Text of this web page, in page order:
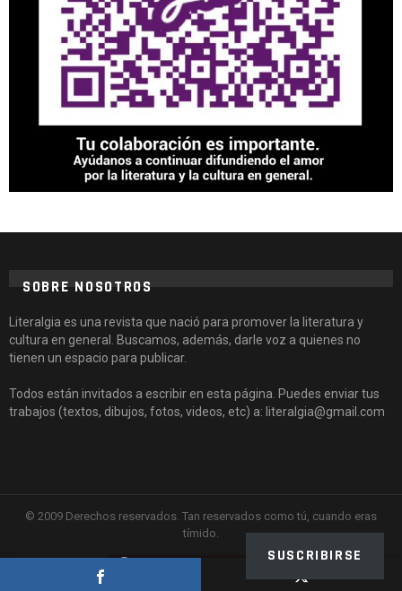
SOBRE NOSOTROS
Literalgia es una revista que nació para promover la literatura y
cultura en general. Buscamos, además, darle voz a quienes no
tienen un espacio para publicar.
Todos están invitados a escribir en esta página. Puedes enviar tus
trabajos (textos, dibujos, fotos, videos, etc) a: literalgia@gmail.com
© 2009 Derechos reservados. Tan reservados como tú, cuando eras
tímido.
SUSCRIBIRSE